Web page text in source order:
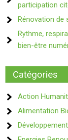
participation
Rénovation de
Rythme,
bien-être
Catégories
Action
Alimentation